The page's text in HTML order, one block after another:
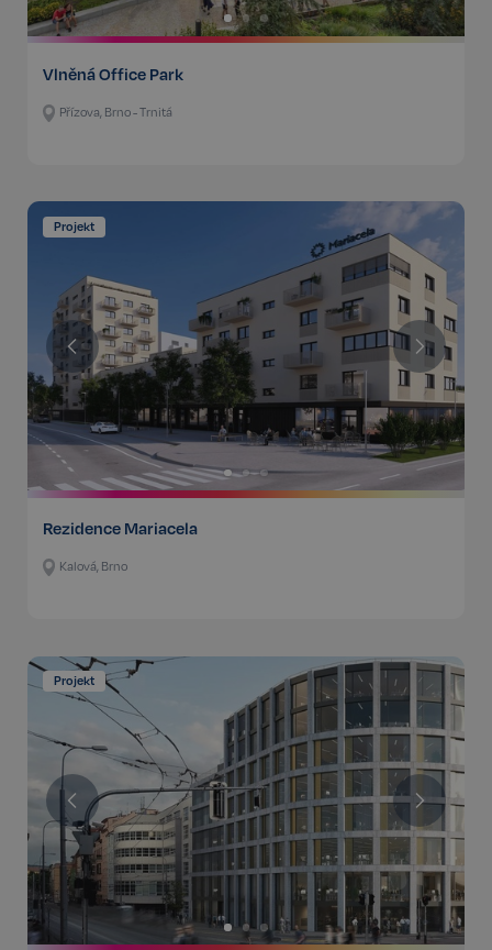
Vlněná Office Park
Přízova, Brno - Trnitá
Projekt
Rezidence Mariacela
Kalová, Brno
Projekt